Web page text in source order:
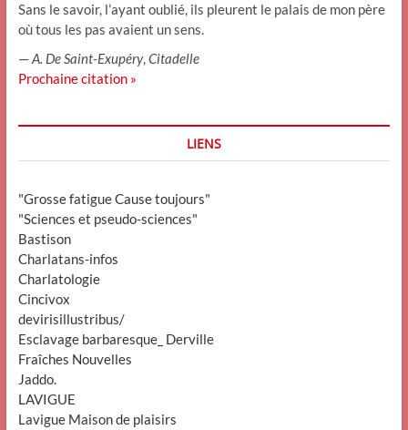
Sans le savoir, l’ayant oublié, ils pleurent le palais de mon père
où tous les pas avaient un sens.
—A. De Saint-Exupéry,Citadelle
Prochaine citation »
LIENS
"Grosse fatigue Cause toujours"
"Sciences et pseudo-sciences"
Bastison
Charlatans-infos
Charlatologie
Cincivox
devirisillustribus/
Esclavage barbaresque_ Derville
Fraîches Nouvelles
Jaddo.
LAVIGUE
Lavigue Maison de plaisirs